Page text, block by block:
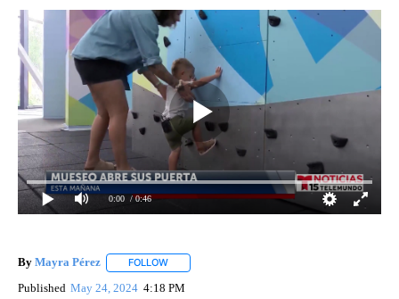
0:00 / 0:46
By Mayra Pérez FOLLOW
Published May 24, 2024 4:18 PM